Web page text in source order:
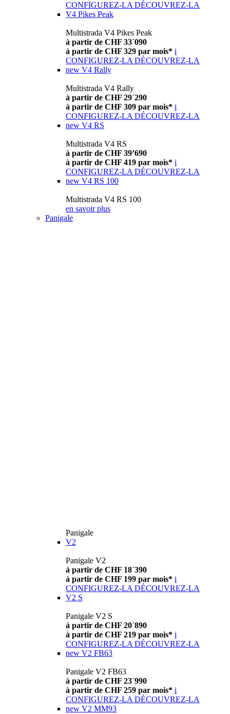
CONFIGUREZ-LA DÉCOUVREZ-LA
V4 Pikes Peak
Multistrada V4 Pikes Peak
à partir de CHF 33´090
à partir de CHF 329 par mois* i
CONFIGUREZ-LA DÉCOUVREZ-LA
new V4 Rally
Multistrada V4 Rally
à partir de CHF 29´290
à partir de CHF 309 par mois* i
CONFIGUREZ-LA DÉCOUVREZ-LA
new V4 RS
Multistrada V4 RS
à partir de CHF 39’690
à partir de CHF 419 par mois* i
CONFIGUREZ-LA DÉCOUVREZ-LA
new V4 RS 100
Multistrada V4 RS 100
en savoir plus
Panigale
Panigale
V2
Panigale V2
à partir de CHF 18´390
à partir de CHF 199 par mois* i
CONFIGUREZ-LA DÉCOUVREZ-LA
V2 S
Panigale V2 S
à partir de CHF 20´890
à partir de CHF 219 par mois* i
CONFIGUREZ-LA DÉCOUVREZ-LA
new V2 FB63
Panigale V2 FB63
à partir de CHF 23´990
à partir de CHF 259 par mois* i
CONFIGUREZ-LA DÉCOUVREZ-LA
new V2 MM93